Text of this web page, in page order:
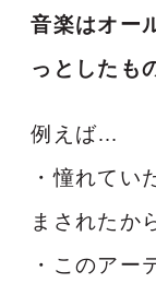
音楽はオー
っとしたも
例えば…
・憧れてい
まされたか
・このアー